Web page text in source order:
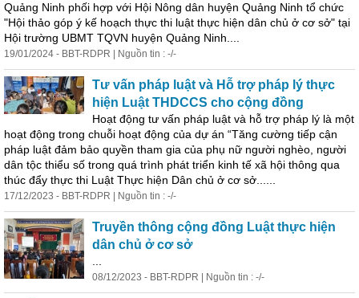
Quảng Ninh phối hợp với Hội Nông dân huyện Quảng Ninh tổ chức
"Hội thảo góp ý kế hoạch thực thi luật thực hiện dân chủ ở cơ sở" tại
Hội trường UBMT TQVN huyện Quảng Ninh....
19/01/2024 - BBT-RDPR | Nguồn tin : -/-
Tư vấn pháp luật và Hỗ trợ pháp lý thực
hiện Luật THDCCS cho cộng đồng
Hoạt động tư vấn pháp luật và hỗ trợ pháp lý là một
hoạt động trong chuỗi hoạt động của dự án “Tăng cường tiếp cận
pháp luật đảm bảo quyền tham gia của phụ nữ người nghèo, người
dân tộc thiểu số trong quá trình phát triển kinh tế xã hội thông qua
thúc đẩy thực thi Luật Thực hiện Dân chủ ở cơ sở......
17/12/2023 - BBT-RDPR | Nguồn tin : -/-
Truyền thông cộng đồng Luật thực hiện
dân chủ ở cơ sở
08/12/2023 - BBT-RDPR | Nguồn tin : -/-